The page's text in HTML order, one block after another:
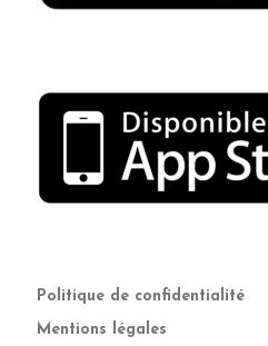
Politique de confidentialité
Mentions légales